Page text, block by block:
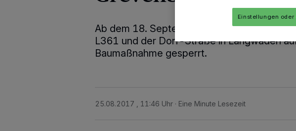
Ab dem 18. September wird die
L361 und der Dorf-Straße in Langwaden
Baumaßnahme gesperrt.
25.08.2017 , 11:46 Uhr Eine Minute Lesezeit
Einstellungen oder